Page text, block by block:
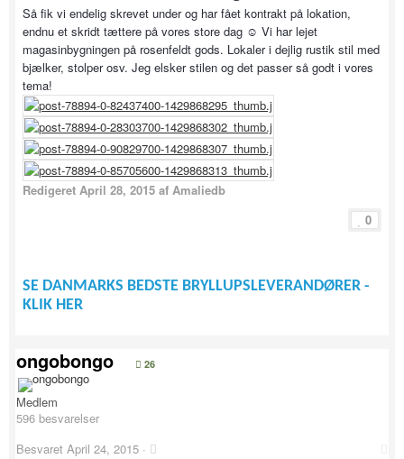
Så fik vi endelig skrevet under og har fået kontrakt på lokation,
endnu et skridt tættere på vores store dag ☺️ Vi har lejet
magasinbygningen på rosenfeldt gods. Lokaler i dejlig rustik stil med
bjælker, stolper osv. Jeg elsker stilen og det passer så godt i vores
tema!
Redigeret April 28, 2015 af Amaliedb
0
SE DANMARKS BEDSTE BRYLLUPSLEVERANDØRER -
KLIK HER
ongobongo 26
Medlem
596 besvarelser
Besvaret April 24, 2015 ·